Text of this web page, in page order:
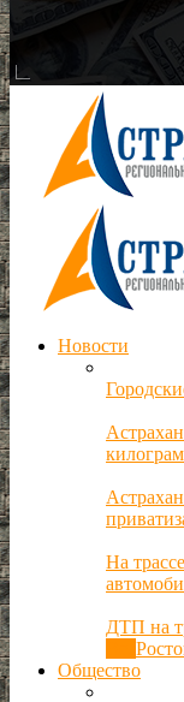
Новости
На
ДТП на
Общество